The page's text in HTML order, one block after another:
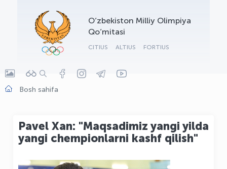
O‘zbekiston Milliy Olimpiya
Qo‘mitasi
CITIUS ALTIUS FORTIUS
Bosh sahifa
Pavel Xan: "Maqsadimiz yangi yilda
yangi chempionlarni kashf qilish"
OLYMPCHIK AI - yordamchi
Onlayn · olympic.uz